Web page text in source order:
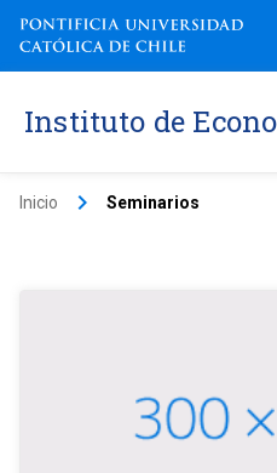
Instituto de
Inicio keyboard_arrow_right Seminarios